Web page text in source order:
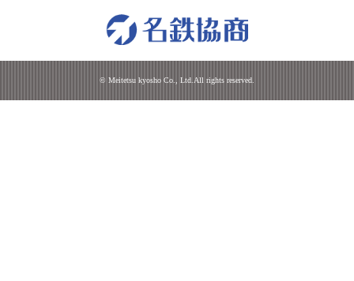
© Meitetsu kyosho Co., Ltd.All rights reserved.